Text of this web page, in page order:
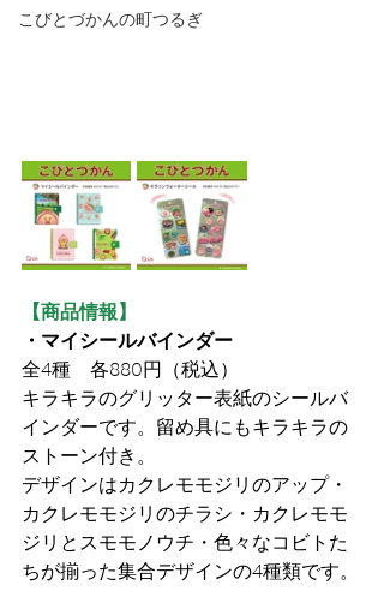
こびとづかんの町つるぎ
【商品情報】
・マイシールバインダー
全4種　各880円（税込）
キラキラのグリッター表紙のシールバ
インダーです。留め具にもキラキラの
ストーン付き。
デザインはカクレモモジリのアップ・
カクレモモジリのチラシ・カクレモモ
ジリとスモモノウチ・色々なコビトた
ちが揃った集合デザインの4種類です。